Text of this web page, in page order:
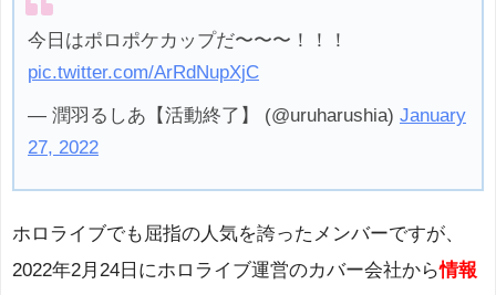
今日はポロポケカップだ〜〜〜！！！
pic.twitter.com/ArRdNupXjC
— 潤羽るしあ【活動終了】 (@uruharushia) January
27, 2022
ホロライブでも屈指の人気を誇ったメンバーですが、
2022年2月 24 日にホロライブ運営のカバー会社から情報